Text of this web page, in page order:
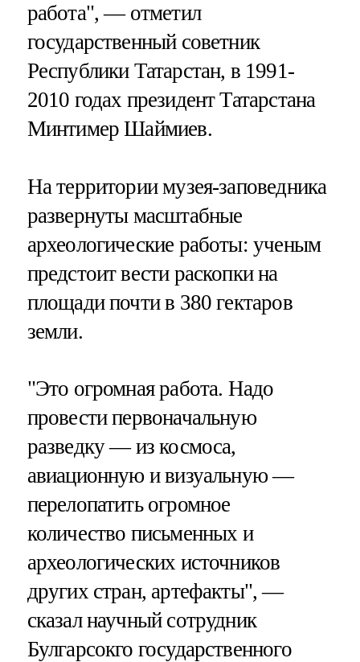
работа", — отметил
государственный советник
Республики Татарстан, в 1991-
2010 годах президент Татарстана
Минтимер Шаймиев.
На территории музея-заповедника
развернуты масштабные
археологические работы: ученым
предстоит вести раскопки на
площади почти в 380 гектаров
земли.
"Это огромная работа. Надо
провести первоначальную
разведку — из космоса,
авиационную и визуальную —
перелопатить огромное
количество письменных и
археологических источников
других стран, артефакты", —
сказал научный сотрудник
Булгарсокго государственного